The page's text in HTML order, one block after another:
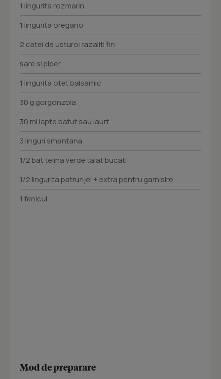
1 lingurita rozmarin
1 lingurita oregano
2 catei de usturoi razaliti fin
sare si piper
1 lingurita otet balsamic
30 g gorgonzola
30 ml lapte batut sau iaurt
3 linguri smantana
1/2 bat telina verde taiat bucati
1/2 lingurita patrunjel + extra pentru garnisire
1 fenicul
Mod de preparare